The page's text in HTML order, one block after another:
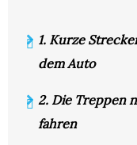
1. Kurze
dem Auto
2. Die Treppen
fahren